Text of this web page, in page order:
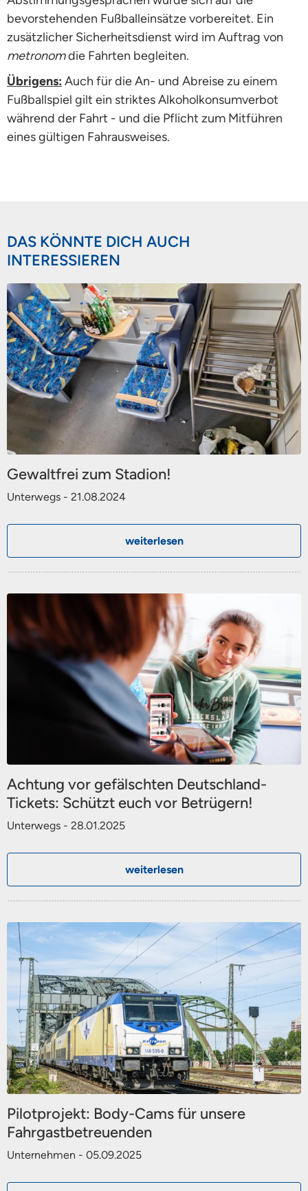
bevorstehenden Fußballeinsätze vorbereitet. Ein
zusätzlicher Sicherheitsdienst wird im Auftrag von
metronomdie Fahrten begleiten.
Übrigens: Auch für die An- und Abreise zu einem
Fußballspiel gilt ein striktes Alkoholkonsumverbot
während der Fahrt - und die Pflicht zum Mitführen
eines gültigen Fahrausweises.
DAS KÖNNTE DICH AUCH
INTERESSIEREN
Gewaltfrei zum Stadion!
Unterwegs - 21.08.2024
weiterlesen
Achtung vor gefälschten Deutschland-
Tickets: Schützt euch vor Betrügern!
Unterwegs - 28.01.2025
weiterlesen
Pilotprojekt: Body-Cams für unsere
Fahrgastbetreuenden
Unternehmen - 05.09.2025